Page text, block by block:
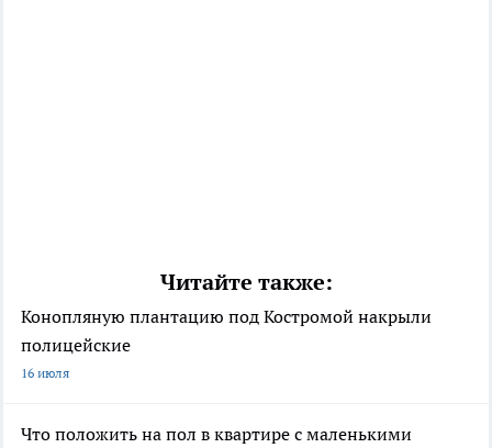
Читайте также:
Конопляную плантацию под Костромой накрыли
полицейские
16 июля
Что положить на пол в квартире с маленькими